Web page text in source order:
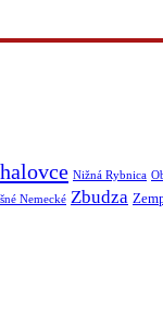
Nižná Rybnica
Nemecké Zbudza